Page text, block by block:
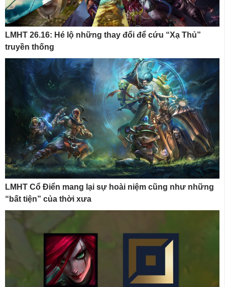
LMHT 26.16: Hé lộ những thay đổi để cứu “Xạ Thủ”
truyền thống
LMHT Cổ Điển mang lại sự hoài niệm cũng như những
“bất tiện” của thời xưa